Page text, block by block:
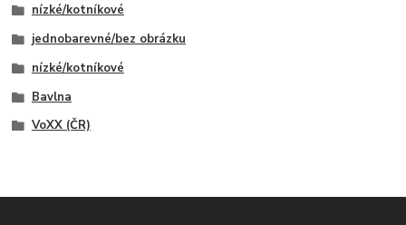
nízké/kotníkové
jednobarevné/bez obrázku
nízké/kotníkové
Bavlna
VoXX (ČR)